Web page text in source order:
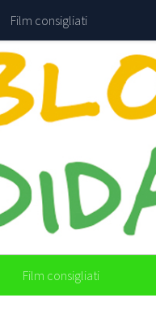
Film consigliati
Film consigliati